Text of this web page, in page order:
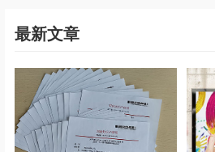
最新文章